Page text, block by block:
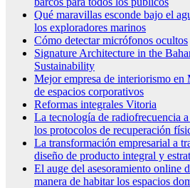
Qué maravillas esconde bajo el
los exploradores marinos
Cómo detectar micrófonos ocultos
Signature Architecture in the
Sustainability
Mejor empresa de interiorismo
de espacios corporativos
Reformas integrales Vitoria
La tecnología de radiofrecuencia
los protocolos de recuperación
La transformación empresarial a
diseño de producto integral y
El auge del asesoramiento online
manera de habitar los espacios